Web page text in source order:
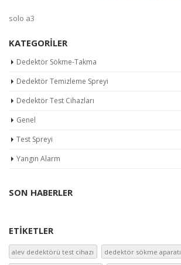
solo a3
KATEGORILER
Dedektör Sökme-Takma
Dedektör Temizleme Spreyi
Dedektör Test Cihazları
Genel
Test Spreyi
Yangın Alarm
SON HABERLER
ETIKETLER
alev dedektörü test cihazı dedektör sökme aparatı